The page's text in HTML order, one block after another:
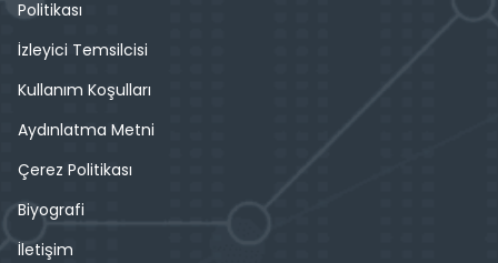
Politikası
İzleyici Temsilcisi
Kullanım Koşulları
Aydınlatma Metni
Çerez Politikası
Biyografi
İletişim